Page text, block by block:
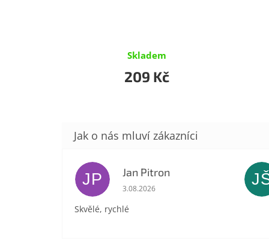
Skladem
209 Kč
JP Jan Pitron
Hodnocení obchodu je 5 z 5
3.08.2026
Skvělé, rychlé